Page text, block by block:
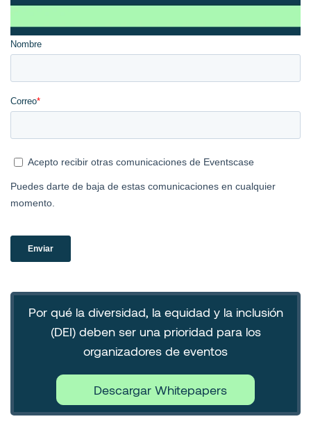
Por qué la diversidad, la equidad y la inclusión
(DEI) deben ser una prioridad para los
organizadores de eventos
Descargar Whitepapers